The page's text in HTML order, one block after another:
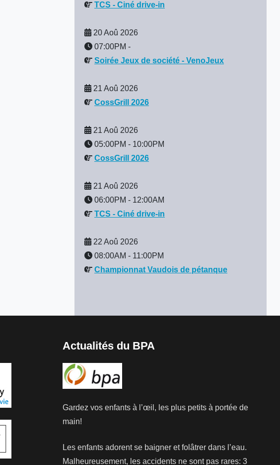
TCS - Ciné drive-in
20 Aoû 2026
07:00PM -
Soirée Jeux de société - VenoJeux
21 Aoû 2026
CossGrill 2026
21 Aoû 2026
05:00PM - 10:00PM
CossGrill 2026
21 Aoû 2026
06:00PM - 12:00AM
TCS - Ciné drive-in
22 Aoû 2026
08:00AM - 11:00PM
Championnat Vaudois de pétanque
Actualités du BPA
Gardez vos enfants à l’œil, les plus petits à portée de
main!
Les enfants adorent se baigner et folâtrer dans l’eau.
Malheureusement, les accidents ne sont pas rares: 3